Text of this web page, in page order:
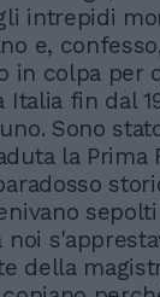
intrepidi
e,
in colpa per
Italia fin dal
Sono
la Prima
noi
della